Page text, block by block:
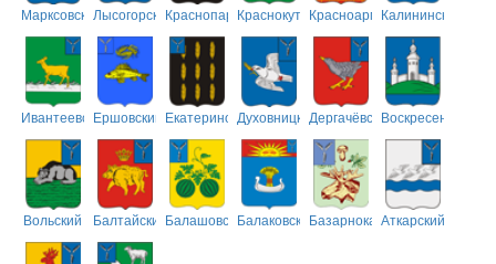
МарксовскийЛысогорскийКраснопартизанский
КраснокутскийКрасноармейский
Калининский
ИвантеевскийЕршовский ЕкатериновскийДуховницкийДергачёвскийВоскресенский
Вольский БалтайскийБалашовскийБалаковскийБазарнокарабулакский
Аткарский